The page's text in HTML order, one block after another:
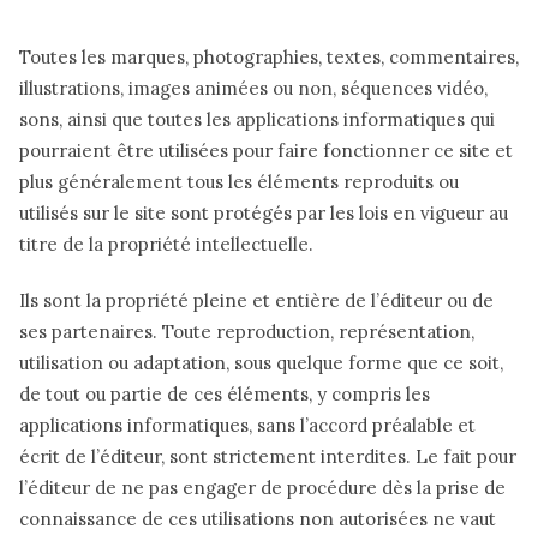
Toutes les marques, photographies, textes, commentaires,
illustrations, images animées ou non, séquences vidéo,
sons, ainsi que toutes les applications informatiques qui
pourraient être utilisées pour faire fonctionner ce site et
plus généralement tous les éléments reproduits ou
utilisés sur le site sont protégés par les lois en vigueur au
titre de la propriété intellectuelle.
Ils sont la propriété pleine et entière de l’éditeur ou de
ses partenaires. Toute reproduction, représentation,
utilisation ou adaptation, sous quelque forme que ce soit,
de tout ou partie de ces éléments, y compris les
applications informatiques, sans l’accord préalable et
écrit de l’éditeur, sont strictement interdites. Le fait pour
l’éditeur de ne pas engager de procédure dès la prise de
connaissance de ces utilisations non autorisées ne vaut